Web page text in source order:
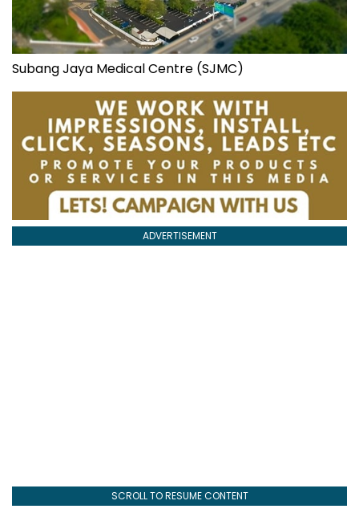
Subang Jaya Medical Centre (SJMC)
ADVERTISEMENT
SCROLL TO RESUME CONTENT